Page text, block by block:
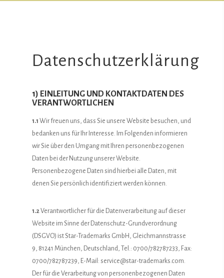
Datenschutzerklärung
1) EINLEITUNG UND KONTAKTDATEN DES
VERANTWORTLICHEN
1.1 Wir freuen uns, dass Sie unsere Website besuchen, und
bedanken uns für Ihr Interesse. Im Folgenden informieren
wir Sie über den Umgang mit Ihren personenbezogenen
Daten bei der Nutzung unserer Website.
Personenbezogene Daten sind hierbei alle Daten, mit
denen Sie persönlich identifiziert werden können.
1.2Verantwortlicher für die Datenverarbeitung auf dieser
Website im Sinne der Datenschutz-Grundverordnung
(DSGVO) ist Star-Trademarks GmbH, Gleichmannstrasse
9, 81241 München, Deutschland, Tel.: 0700/782787233, Fax:
0700/782787239, E-Mail: service@star-trademarks.com.
Der für die Verarbeitung von personenbezogenen Daten